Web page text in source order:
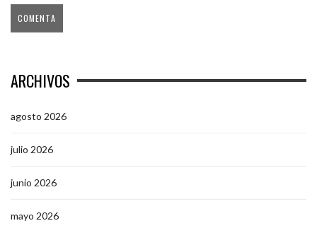
ARCHIVOS
agosto 2026
julio 2026
junio 2026
mayo 2026